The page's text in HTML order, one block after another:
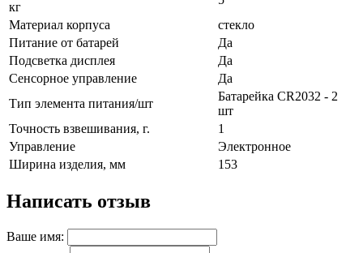
кг
Материал корпуса
стекло
Питание от батарей
Да
Подсветка дисплея
Да
Сенсорное управление
Да
Тип элемента питания/шт
Батарейка CR2032 - 2
шт
Точность взвешивания, г.
1
Управление
Электронное
Ширина изделия, мм
153
Написать отзыв
Ваше имя: